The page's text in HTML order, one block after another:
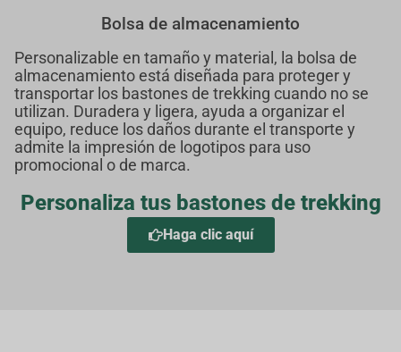
Bolsa de almacenamiento
Personalizable en tamaño y material, la bolsa de
almacenamiento está diseñada para proteger y
transportar los bastones de trekking cuando no se
utilizan. Duradera y ligera, ayuda a organizar el
equipo, reduce los daños durante el transporte y
admite la impresión de logotipos para uso
promocional o de marca.
Personaliza tus bastones de trekking
Haga clic aquí